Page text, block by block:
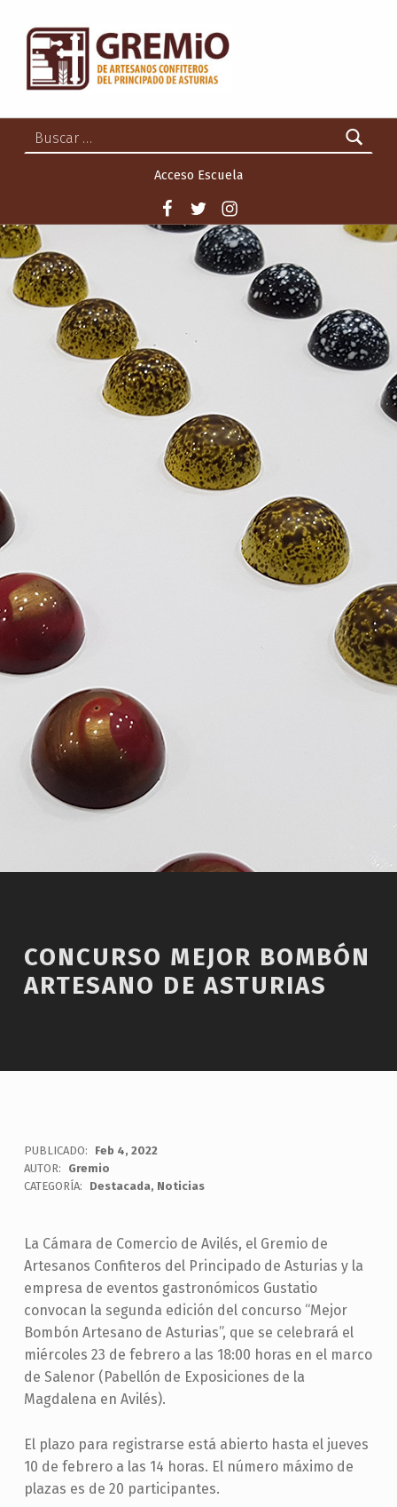
Buscar:
Acceso Escuela
Facebook
TwitterInstagram
CONCURSO MEJOR BOMBÓN
ARTESANO DE ASTURIAS
PUBLICADO:
Feb 4, 2022
AUTOR:
Gremio
CATEGORÍA:
Destacada, Noticias
La Cámara de Comercio de Avilés, el Gremio de
Artesanos Confiteros del Principado de Asturias y la
empresa de eventos gastronómicos Gustatio
convocan la segunda edición del concurso “Mejor
Bombón Artesano de Asturias”, que se celebrará el
miércoles 23 de febrero a las 18:00 horas en el marco
de Salenor (Pabellón de Exposiciones de la
Magdalena en Avilés).
El plazo para registrarse está abierto hasta el jueves
10 de febrero a las 14 horas. El número máximo de
plazas es de 20 participantes.